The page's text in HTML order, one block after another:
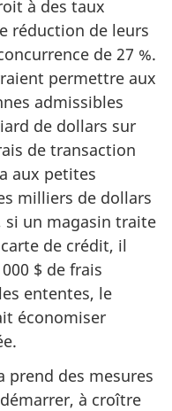
à des taux
réduction de leurs
de 27 %.
permettre aux
admissibles
de dollars sur
de transaction
aux petites
milliers de dollars
si un magasin traite
de crédit, il
$ de frais
ententes, le
économiser
prend des mesures
à croître